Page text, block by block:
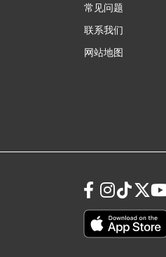
常见问题
联系我们
网站地图